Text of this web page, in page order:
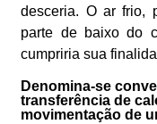
desceria. O ar frio,
parte de baixo do
cumpriria sua
Denomina-se
transferência de
movimentação de